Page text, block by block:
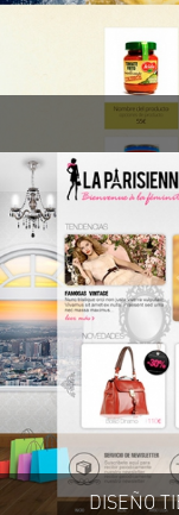
DISEÑO